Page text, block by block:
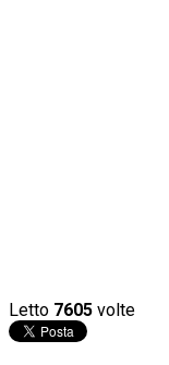
Letto 7605 volte